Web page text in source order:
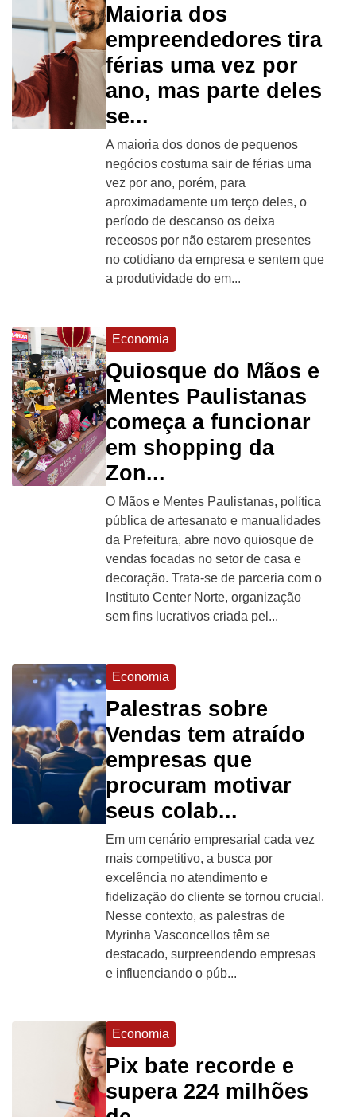
Maioria dos
empreendedores tira
férias uma vez por
ano, mas parte deles
se...
A maioria dos donos de pequenos
negócios costuma sair de férias uma
vez por ano, porém, para
aproximadamente um terço deles, o
período de descanso os deixa
receosos por não estarem presentes
no cotidiano da empresa e sentem que
a produtividade do em...
Economia
Quiosque do Mãos e
Mentes Paulistanas
começa a funcionar
em shopping da
Zon...
O Mãos e Mentes Paulistanas, política
pública de artesanato e manualidades
da Prefeitura, abre novo quiosque de
vendas focadas no setor de casa e
decoração. Trata-se de parceria com o
Instituto Center Norte, organização
sem fins lucrativos criada pel...
Economia
Palestras sobre
Vendas tem atraído
empresas que
procuram motivar
seus colab...
Em um cenário empresarial cada vez
mais competitivo, a busca por
excelência no atendimento e
fidelização do cliente se tornou crucial.
Nesse contexto, as palestras de
Myrinha Vasconcellos têm se
destacado, surpreendendo empresas
e influenciando o púb...
Economia
Pix bate recorde e
supera 224 milhões